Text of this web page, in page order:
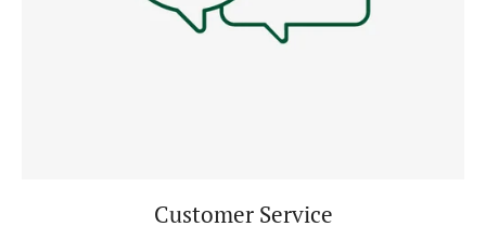
Customer Service